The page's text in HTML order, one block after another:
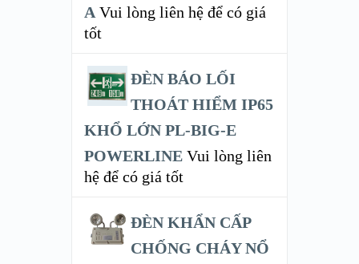
A Vui lòng liên hệ để có giá
tốt
ĐÈN BÁO LỐI
THOÁT HIỂM IP65
KHỔ LỚN PL-BIG-E
POWERLINE Vui lòng liên
hệ để có giá tốt
ĐÈN KHẨN CẤP
CHỐNG CHÁY NỔ